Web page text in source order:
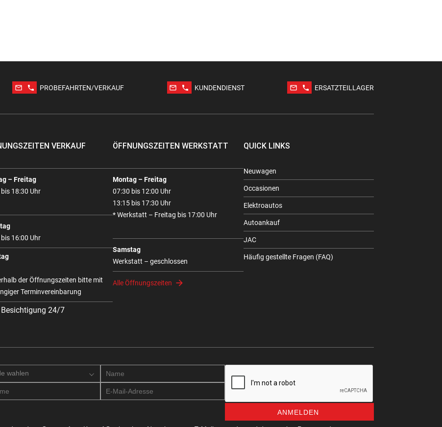
mail_outline phone PROBEFAHRTEN/VERKAUF mail_outline phone KUNDENDIENST mail_outline phone ERSATZTEILLAGER
VERKAUF
– Freitag
18:30 Uhr
16:00 Uhr
der Öffnungszeiten bitte mit
Terminvereinbarung
Besichtigung 24/7
ÖFFNUNGSZEITEN WERKSTATT
Montag – Freitag
07:30 bis 12:00 Uhr
13:15 bis 17:30 Uhr
* Werkstatt – Freitag bis 17:00 Uhr
Samstag
Werkstatt – geschlossen
Alle Öffnungszeiten
QUICK LINKS
Neuwagen
Occasionen
Elektroautos
Autoankauf
JAC
Häufig gestellte Fragen (FAQ)
wahlen
ANMELDEN